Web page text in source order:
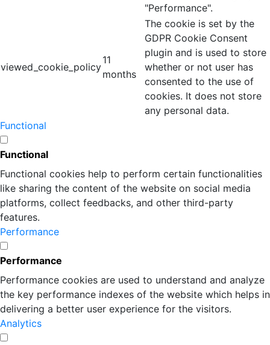
"Performance".
viewed_cookie_policy
11
months
The cookie is set by the
GDPR Cookie Consent
plugin and is used to store
whether or not user has
consented to the use of
cookies. It does not store
any personal data.
Functional
Functional
Functional cookies help to perform certain functionalities
like sharing the content of the website on social media
platforms, collect feedbacks, and other third-party
features.
Performance
Performance
Performance cookies are used to understand and analyze
the key performance indexes of the website which helps in
delivering a better user experience for the visitors.
Analytics